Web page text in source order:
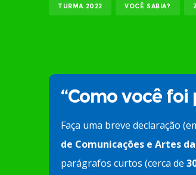
TURMA 2022 VOCÊ SABIA?
“Como você foi
Faça uma breve declaração
de Comunicações e Artes da
parágrafos curtos (cerca de